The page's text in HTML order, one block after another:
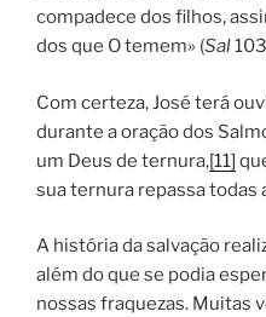
compadece dos filhos,
dos que O temem» (Sal
Com certeza, José terá
durante a oração dos
um Deus de ternura,[11]
sua ternura repassa todas
A história da salvação
além do que se podia
nossas fraquezas. Muitas